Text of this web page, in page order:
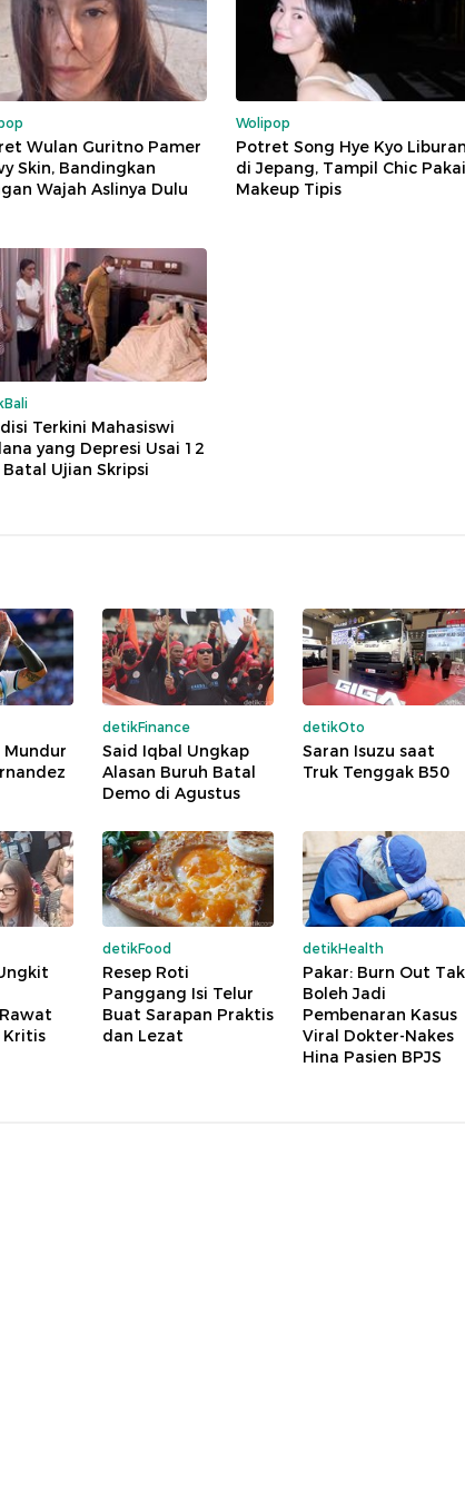
Wulan Guritno Pamer
Skin, Bandingkan
Wajah Aslinya Dulu
Wolipop
Potret Song Hye Kyo Liburan
di Jepang, Tampil Chic Pakai
Makeup Tipis
Terkini Mahasiswi
yang Depresi Usai 12
Batal Ujian Skripsi
Mundur
detikFinance
Said Iqbal Ungkap
Alasan Buruh Batal
Demo di Agustus
detikOto
Saran Isuzu saat
Truk Tenggak B50
Kritis
detikFood
Resep Roti
Panggang Isi Telur
Buat Sarapan Praktis
dan Lezat
detikHealth
Pakar: Burn Out Tak
Boleh Jadi
Pembenaran Kasus
Viral Dokter-Nakes
Hina Pasien BPJS